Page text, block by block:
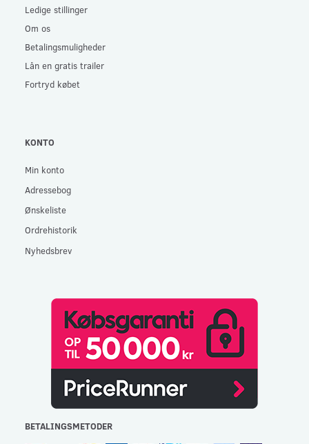
Ledige stillinger
Om os
Betalingsmuligheder
Lån en gratis trailer
Fortryd købet
KONTO
Min konto
Adressebog
Ønskeliste
Ordrehistorik
Nyhedsbrev
BETALINGSMETODER